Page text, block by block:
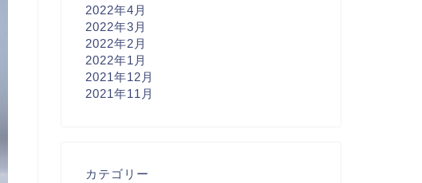
2022年4月
2022年3月
2022年2月
2022年1月
2021年12月
2021年11月
カテゴリー